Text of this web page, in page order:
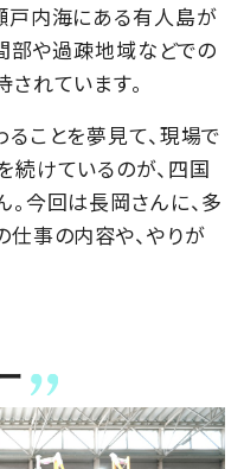
戸内海にある有人島が
部や過疎地域などでの
れています。
ことを夢見て、現場で
続けているのが、四国
今回は長岡さんに、多
事の内容や、やりが